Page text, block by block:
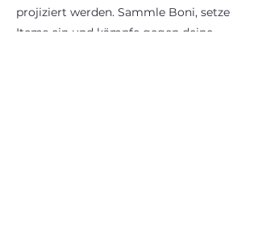
projiziert werden. Sammle Boni, setze
Items ein und kämpfe gegen deine